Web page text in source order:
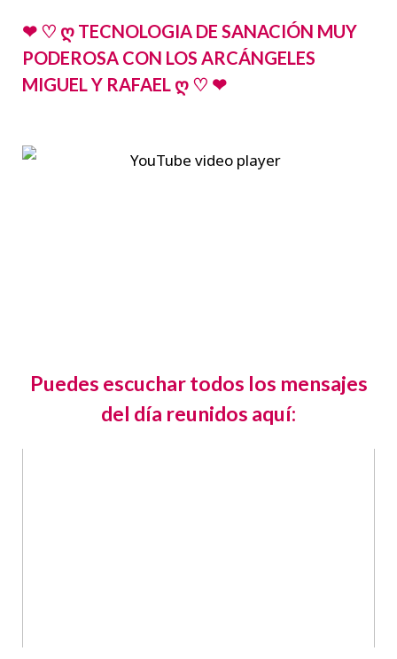
❤ ♡ ღ TECNOLOGIA DE SANACIÓN MUY
PODEROSA CON LOS ARCÁNGELES
MIGUEL Y RAFAEL ღ ♡ ❤
Puedes escuchar todos los mensajes
del día reunidos aquí: